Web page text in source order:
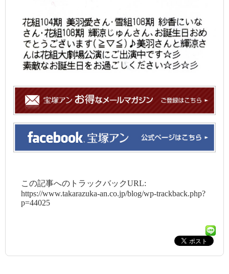
この記事へのトラックバックURL:
https://www.takarazuka-an.co.jp/blog/wp-trackback.php?
p=44025